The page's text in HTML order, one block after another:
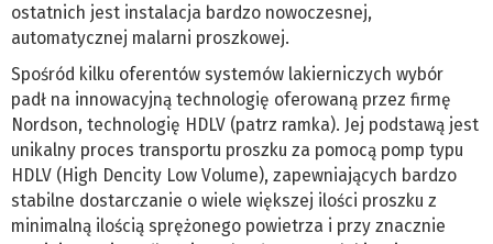
ostatnich jest instalacja bardzo nowoczesnej,
automatycznej malarni proszkowej.
Spośród kilku oferentów systemów lakierniczych wybór
padł na innowacyjną technologię oferowaną przez firmę
Nordson, technologię HDLV (patrz ramka). Jej podstawą jest
unikalny proces transportu proszku za pomocą pomp typu
HDLV (High Dencity Low Volume), zapewniających bardzo
stabilne dostarczanie o wiele większej ilości proszku z
minimalną ilością sprężonego powietrza i przy znacznie